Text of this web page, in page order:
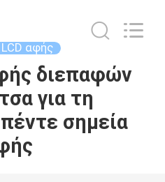
αφής
διεπαφών
για τη
σημεία